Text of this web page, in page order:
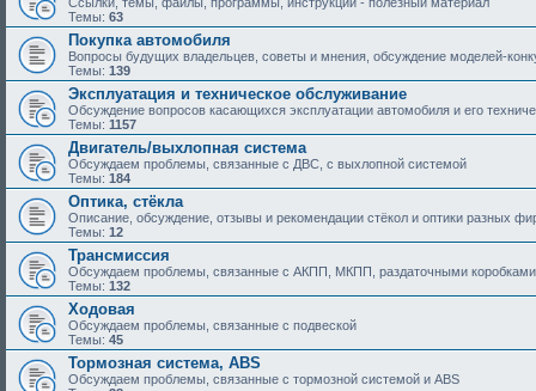
Темы: 63
Покупка автомобиля
Вопросы будущих владельцев, советы и мнения, обсуждение моделей-
Темы: 139
Эксплуатация и техническое обслуживание
Обсуждение вопросов касающихся эксплуатации автомобиля и его
Темы: 1157
Двигатель/выхлопная система
Обсуждаем проблемы, связанные с ДВС, с выхлопной системой
Темы: 184
Оптика, стёкла
Описание, обсуждение, отзывы и рекомендации стёкол и оптики разных
Темы: 12
Трансмиссия
Обсуждаем проблемы, связанные с АКПП, МКПП, раздаточными
Темы: 132
Ходовая
Обсуждаем проблемы, связанные с подвеской
Темы: 45
Тормозная система, ABS
Обсуждаем проблемы, связанные с тормозной системой и ABS